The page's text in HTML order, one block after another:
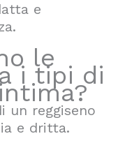
e
le
i tipi di
un reggiseno
e dritta.